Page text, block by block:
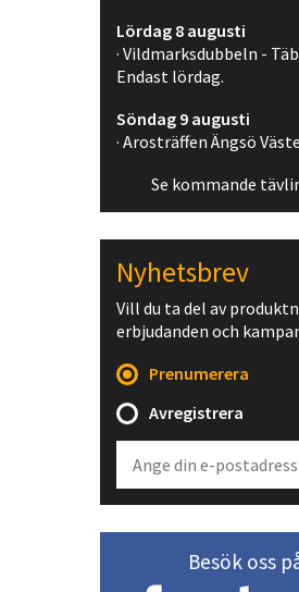
Lördag 8 augusti
· Vildmarksdubbeln -
Endast lördag.
Söndag 9 augusti
· Arosträffen Ängsö
Se kommande
Nyhetsbrev
Vill du ta del av
erbjudanden och
Prenumerera
Avregistrera
Besök oss